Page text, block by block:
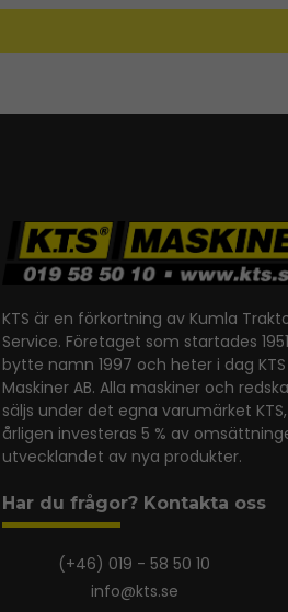
KTS är en förkortning av Kumla
Service. Företaget som startades 1951
bytte namn 1997 och heter i dag KTS
Maskiner AB. Alla maskiner och
säljs under det egna varumärket
årligen investeras 5 % av
utvecklandet av nya produkter.
Har du frågor? Kontakta oss
(+46) 019 - 58 50 10
info@kts.se